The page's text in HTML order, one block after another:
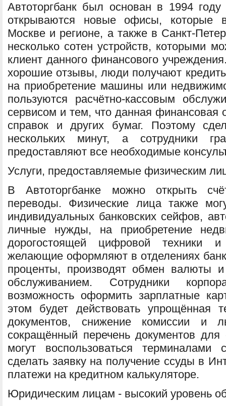
Автоторгбанк был основан в 1994
открываются новые офисы, которые
Москве и регионе, а также в Санкт-
несколько сотен устройств, которыми
клиент данного финансового
хорошие отзывы, люди получают
на приобретение машины или
пользуются расчётно-кассовым
сервисом и тем, что данная финансовая
справок и других бумаг. Поэтому
нескольких минут, а сотрудники
предоставляют все необходимые
Услуги, предоставляемые физическим
В Автоторгбанке можно открыть
переводы. Физические лица также
индивидуальных банковских сейфов,
личные нужды, на приобретение
дорогостоящей цифровой техники
желающие оформляют в отделениях
проценты, производят обмен валюты
обслуживанием. Сотрудники
возможность оформить зарплатные
этом будет действовать упрощённая
документов, снижение комиссии и
сокращённый перечень документов
могут воспользоваться терминалами
сделать заявку на получение ссуды в
платежи на кредитном калькуляторе.
Юридическим лицам - высокий уровень